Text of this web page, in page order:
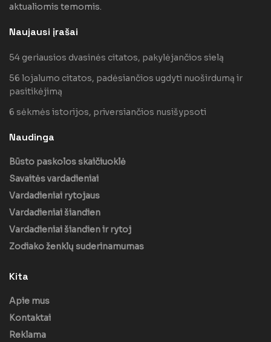
aktualiomis temomis.
Naujausi įrašai
54 geriausios dvasinės citatos, pakylėjančios sielą
56 lojalumo citatos, padėsiančios ugdyti nuoširdumą ir
pasitikėjimą
6 sėkmės istorijos, priversiančios nusišypsoti
Naudinga
Būsto paskolos skaičiuoklė
Savaitės vardadieniai
Vardadieniai rytojaus
Vardadieniai šiandien
Vardadieniai šiandien ir rytoj
Zodiako ženklų suderinamumas
Kita
Apie mus
Kontaktai
Reklama